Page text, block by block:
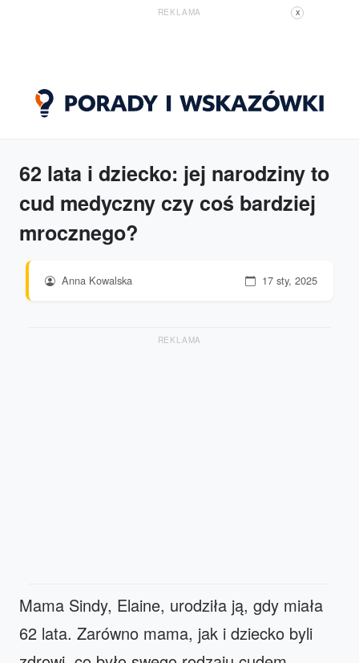
REKLAMA X
62 lata i dziecko: jej narodziny to
cud medyczny czy coś bardziej
mrocznego?
Anna Kowalska 17 sty, 2025
REKLAMA
Mama Sindy, Elaine, urodziła ją, gdy miała
62 lata. Zarówno mama, jak i dziecko byli